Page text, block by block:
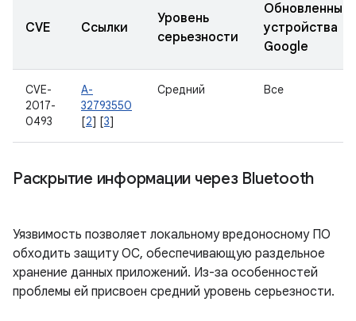
CVE Ссылки
Уровень
серьезности
Обновленные
устройства
Google
CVE-
2017-
0493
A-
32793550
[2] [3]
Средний Все
Раскрытие информации через Bluetooth
Уязвимость позволяет локальному вредоносному ПО
обходить защиту ОС, обеспечивающую раздельное
хранение данных приложений. Из-за особенностей
проблемы ей присвоен средний уровень серьезности.